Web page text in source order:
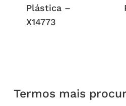
Plástica –
X14773
Termos mais